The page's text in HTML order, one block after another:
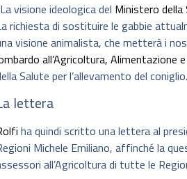
visione ideologica del Ministero della
richiesta di sostituire le gabbie
visione animalista, che metterà i
all’Agricoltura, Alimentazione
Salute per l’allevamento del coniglio.
lettera
ha quindi scritto una lettera al
Michele Emiliano, affinché la
all’Agricoltura di tutte le